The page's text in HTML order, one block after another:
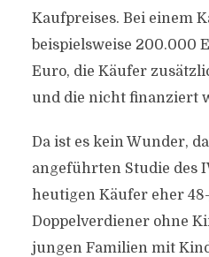
Kaufpreises. Bei einem
beispielsweise 200.000
Euro, die Käufer
und die nicht finanziert
Da ist es kein Wunder,
angeführten Studie des
heutigen Käufer eher
Doppelverdiener ohne
jungen Familien mit